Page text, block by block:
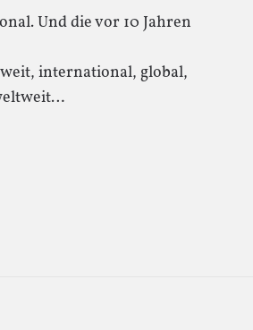
Und die vor 10 Jahren
international, global,